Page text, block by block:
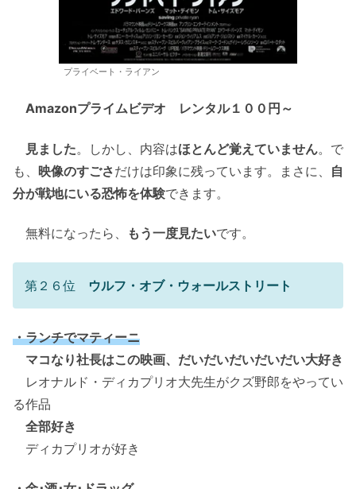
プライベート・ライアン
Amazonプライムビデオ レンタル１００円～
見ました。しかし、内容はほとんど覚えていません。で
も、 映像のすごさだけは印象に残っています。まさに、 自
分が戦地にいる恐怖を体験できます。
無料になったら、 もう一度見たいです。
第２６位 ウルフ・オブ・ウォールストリート
・ランチでマティーニ
マコなり社長はこの映画、だいだいだいだいだい大好き
レオナルド・ディカプリオ大先生がクズ野郎をやってい
る作品
全部好き
ディカプリオが好き